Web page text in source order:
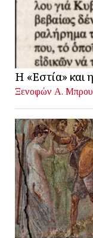
Η «Εστία» και
Ξενοφών Α.